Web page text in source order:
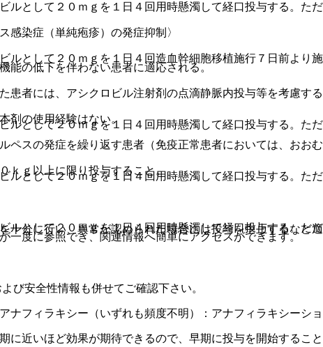
能の低下を伴わない患者に適応される。
患者には、アシクロビル注射剤の点滴静脈内投与等を考慮する
剤の使用経験はない。
スの発症を繰り返す患者（免疫正常患者においては、おお
ｋｇ以上に限り投与すること。
十分に行い、異常が認められた場合には投与を中止するなど
フィラキシー（いずれも頻度不明）：アナフィラキシーシ
ルとして２０ｍｇを１日４回用時懸濁して経口投与する。た
感染症（単純疱疹）の発症抑制〉
ルとして２０ｍｇを１日４回造血幹細胞移植施行７日前より
ルとして２０ｍｇを１日４回用時懸濁して経口投与する。た
ルとして２０ｍｇを１日４回用時懸濁して経口投与する。た
ルとして２０ｍｇを１日４回用時懸濁して経口投与する。た
近いほど効果が期待できるので、早期に投与を開始すること
一度に参照でき、関連情報へ簡単にアクセスができます。
び安全性情報も併せてご確認下さい。